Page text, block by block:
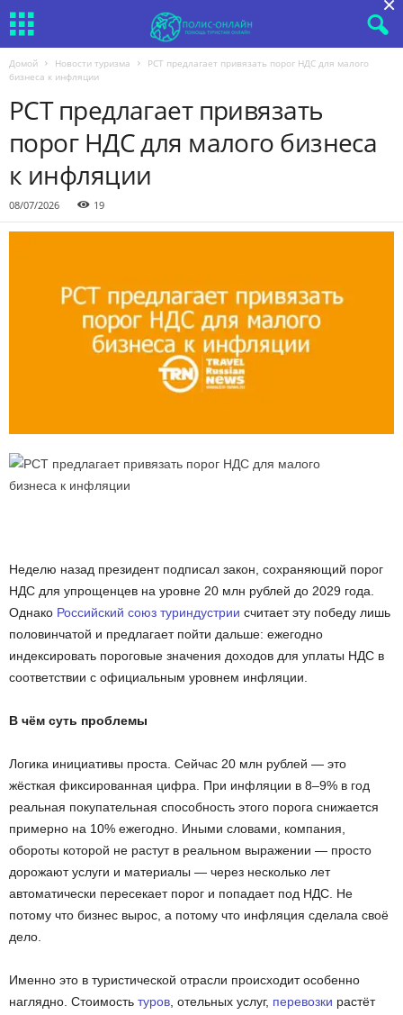
Домой Новости туризма
РСТ предлагает привязать порог НДС для малого
бизнеса к инфляции
РСТ предлагает привязать
порог НДС для малого бизнеса
к инфляции
08/07/2026 19
Неделю назад президент подписал закон, сохраняющий порог
НДС для упрощенцев на уровне 20 млн рублей до 2029 года.
Однако Российский союз туриндустрии считает эту победу лишь
половинчатой и предлагает пойти дальше: ежегодно
индексировать пороговые значения доходов для уплаты НДС в
соответствии с официальным уровнем инфляции.
В чём суть проблемы
Логика инициативы проста. Сейчас 20 млн рублей — это
жёсткая фиксированная цифра. При инфляции в 8–9% в год
реальная покупательная способность этого порога снижается
примерно на 10% ежегодно. Иными словами, компания,
обороты которой не растут в реальном выражении — просто
дорожают услуги и материалы — через несколько лет
автоматически пересекает порог и попадает под НДС. Не
потому что бизнес вырос, а потому что инфляция сделала своё
дело.
Именно это в туристической отрасли происходит особенно
наглядно. Стоимость туров , отельных услуг, перевозки растёт